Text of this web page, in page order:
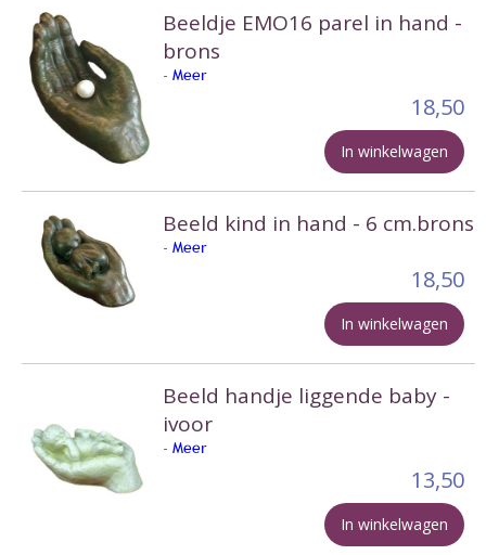
Beeldje EMO16 parel in hand -
brons
- Meer
18,50
In winkelwagen
Beeld kind in hand - 6 cm.brons
- Meer
18,50
In winkelwagen
Beeld handje liggende baby -
ivoor
- Meer
13,50
In winkelwagen